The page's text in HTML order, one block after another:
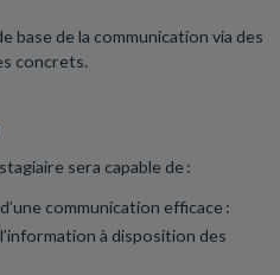
base de la communication via des
concrets.
sera capable de :
communication efficace :
à disposition des